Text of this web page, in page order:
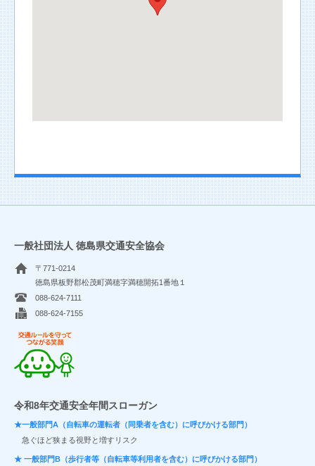
一般社団法人 徳島県交通安全協会
〒771-0214
徳島県板野郡松茂町満穂字満穂開拓1番地１
088-624-7111
088-624-7155
令和8年交通安全年間スローガン
★一般部門A（自転車の運転者（同乗者を含む）に呼びかける部門）
急ぐほど狭まる視野と増すリスク
★ 一般部門B（歩行者等（自転車等利用者を含む）に呼びかける部門）